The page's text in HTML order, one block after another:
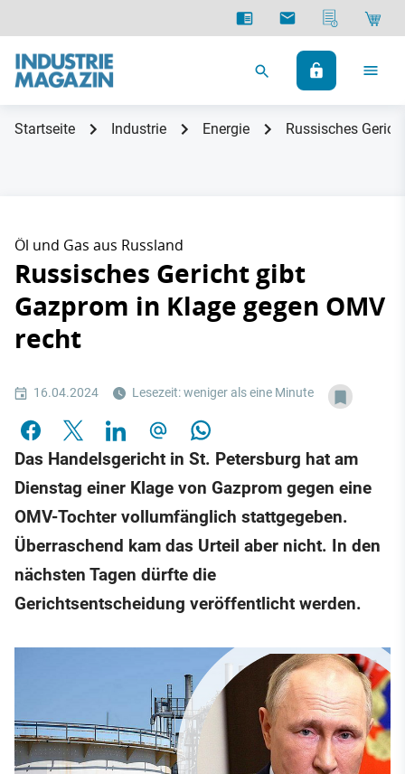
Startseite Industrie Energie Russisches
Öl und Gas aus Russland
Russisches Gericht gibt
Gazprom in Klage gegen OMV
recht
16.04.2024 Lesezeit: weniger als eine Minute
Das Handelsgericht in St. Petersburg hat am
Dienstag einer Klage von Gazprom gegen eine
OMV-Tochter vollumfänglich stattgegeben.
Überraschend kam das Urteil aber nicht. In den
nächsten Tagen dürfte die
Gerichtsentscheidung veröffentlicht werden.